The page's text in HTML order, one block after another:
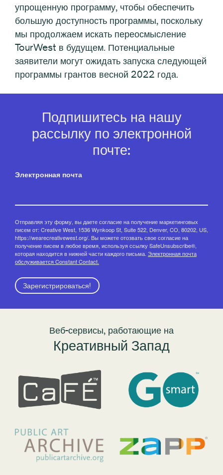
упрощенную программу, чтобы обеспечить
большую доступность программы, поскольку
мы продолжаем искать переосмысление
TourWest в будущем. Потенциальные
заявители могут ожидать запуска следующей
программы грантов весной 2022 года.
Подпишитесь на нашу
рассылку по электронной
почте:
Электронная почта
Отправляя эту форму, вы даете согласие на получение маркетинговых
писем от: Creative West, 1536 Wynkoop St, Suite 522, Denver, CO, 80202, US,
https://wearecreativewest.org/. Вы можете отозвать свое согласие на
получение писем в любое время, используя ссылку SafeUnsubscribe®,
которая находится в нижней части каждого письма. Электронная почта
обслуживается Constant Contact.
Зарегистрироваться!
Веб-сервисы, работающие на
Креативный Запад